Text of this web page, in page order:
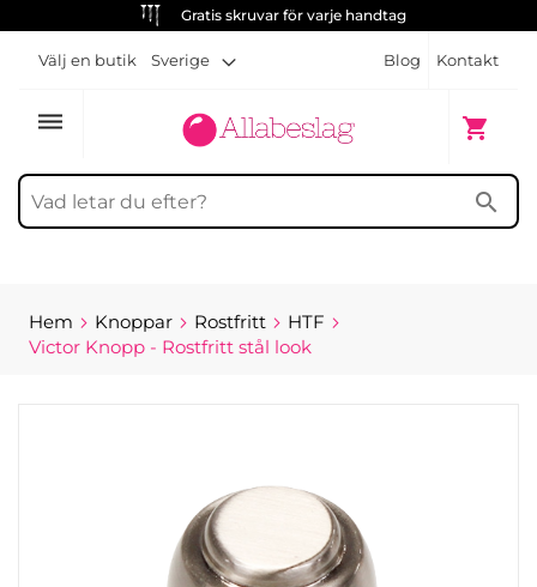
Gratis skruvar för varje handtag
Blog Kontakt
Välj en butik Sverige
dehaze shopping_cart
Min
search
Hem Knoppar Rostfritt
HTF
Victor Knopp - Rostfritt stål look